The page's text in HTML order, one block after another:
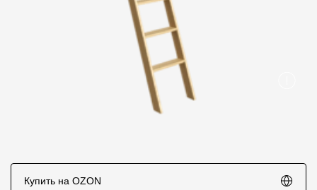
Документация
Гарантии
Купить на OZON